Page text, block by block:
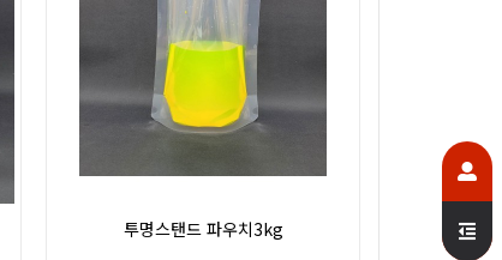
투명스탠드 파우치3kg